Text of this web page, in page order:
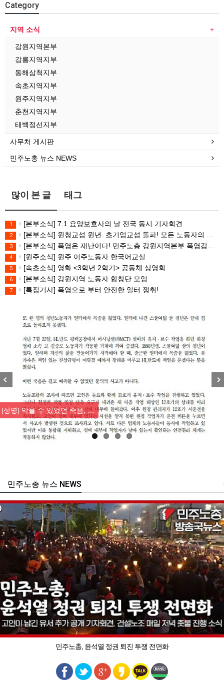
Category
지역 소식
강원지역본부
강릉지역지부
동해삼척지부
속초지역지부
원주지역지부
춘천지역지부
태백정선지부
사무처 게시판
민주노총 뉴스 NEWS
많이 본 글 태그
1 [본부소식] 7.1 요양보호사의 날 전국 동시 기자회견
2 [본부소식] 원청교섭 원년. 초기업교섭 돌파! 모든 노동자의 노동기본권 쟁취! 민주노총 7.15 총파업대회
3 [본부소식] 폭염은 재난이다! 민주노총 강원지역본부 폭염감시단 선포 기자회견
4 [원주소식] 원주 이주노동자 한국어교실
5 [속초소식] 영화 <3학년 2학기> 공동체 상영회
6 [본부소식] 강원지역 노동자 합창단 모임
7 [특집기사] 폭염으로 부터 안전한 일터 쟁취!
[성명] 막을 수 있었던 죽음, …
주노총 뉴스 NEWS
민주노총, 윤석열 정권 퇴진 투쟁 전면화